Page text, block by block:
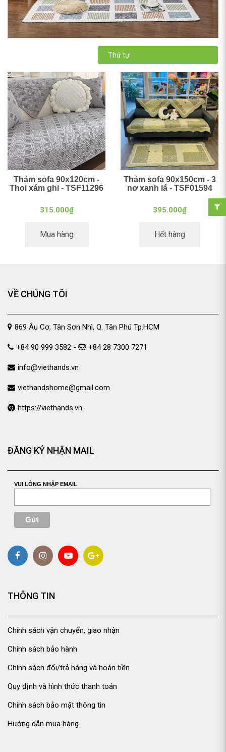
Thứ tự
Thảm sofa 90x120cm -
Thoi xám ghi - TSF11296
315.000₫
Mua hàng
Thảm sofa 90x150cm - 3
nơ xanh lá - TSF01594
395.000₫
Hết hàng
VỀ CHÚNG TÔI
869 Âu Cơ, Tân Sơn Nhì, Q. Tân Phú Tp.HCM
+84 90 999 3582 - +84 28 7300 7271
info@viethands.vn
viethandshome@gmail.com
https://viethands.vn
ĐĂNG KÝ NHẬN MAIL
VUI LÒNG NHẬP EMAIL
THÔNG TIN
Chính sách vận chuyển, giao nhận
Chính sách bảo hành
Chính sách đổi/trả hàng và hoàn tiền
Quy định và hình thức thanh toán
Chính sách bảo mật thông tin
Hướng dẫn mua hàng